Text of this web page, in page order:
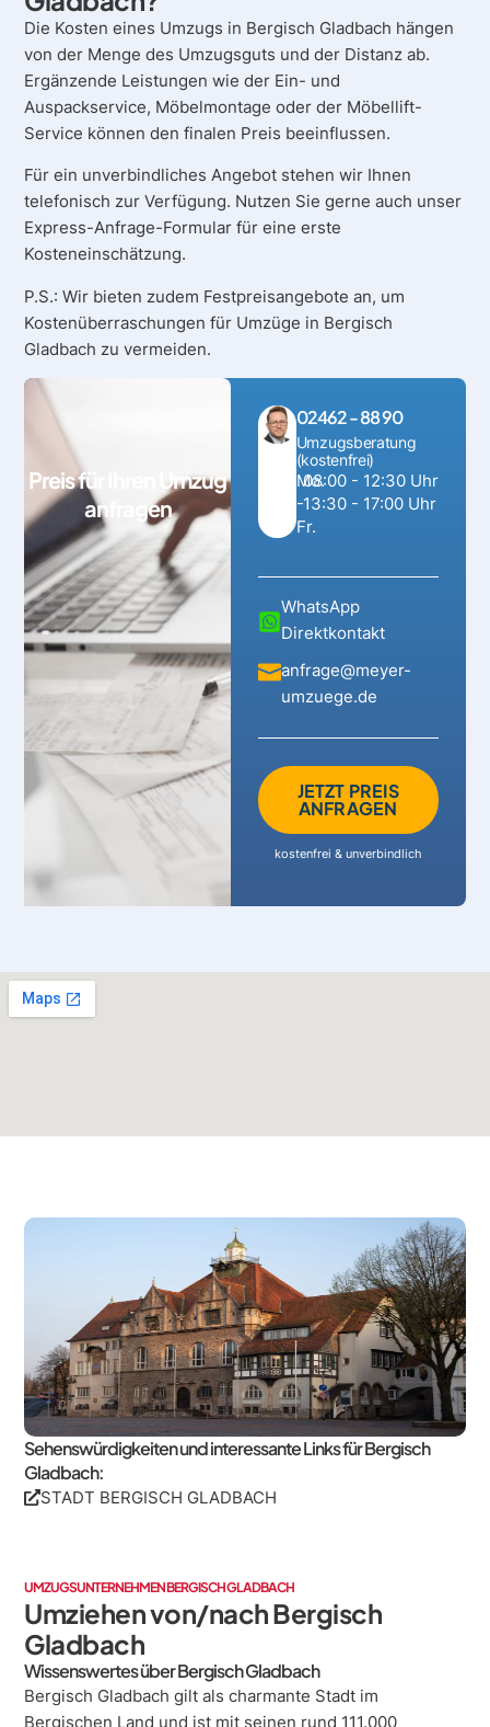
Die Kosten eines Umzugs in Bergisch Gladbach hängen
von der Menge des Umzugsguts und der Distanz ab.
Ergänzende Leistungen wie der Ein- und
Auspackservice, Möbelmontage oder der Möbellift-
Service können den finalen Preis beeinflussen.
Für ein unverbindliches Angebot stehen wir Ihnen
telefonisch zur Verfügung. Nutzen Sie gerne auch unser
Express-Anfrage-Formular für eine erste
Kosteneinschätzung.
P.S.: Wir bieten zudem Festpreisangebote an, um
Kostenüberraschungen für Umzüge in Bergisch
Gladbach zu vermeiden.
Preis für Ihren Umzug
anfragen
02462 - 88 90
Umzugsberatung
(kostenfrei)
Mo.
-
Fr.
08:00 - 12:30 Uhr
13:30 - 17:00 Uhr
WhatsApp
Direktkontakt
anfrage@meyer-
umzuege.de
JETZT PREIS
ANFRAGEN
kostenfrei & unverbindlich
UMZUGSUNTERNEHMEN BERGISCH GLADBACH
Umziehen von/nach Bergisch
Gladbach
Wissenswertes über Bergisch Gladbach
Bergisch Gladbach gilt als charmante Stadt im
Bergischen Land und ist mit seinen rund 111.000
Sehenswürdigkeiten und interessante Links für Bergisch
Gladbach:
STADT BERGISCH GLADBACH